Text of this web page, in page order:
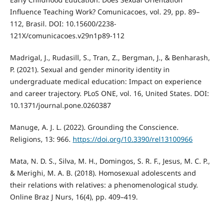
Influence Teaching Work? Comunicacoes, vol. 29, pp. 89–
112, Brasil. DOI: 10.15600/2238-
121X/comunicacoes.v29n1p89-112
Madrigal, J., Rudasill, S., Tran, Z., Bergman, J., & Benharash,
P. (2021). Sexual and gender minority identity in
undergraduate medical education: Impact on experience
and career trajectory. PLoS ONE, vol. 16, United States. DOI:
10.1371/journal.pone.0260387
Manuge, A. J. L. (2022). Grounding the Conscience.
Religions, 13: 966. https://doi.org/10.3390/rel13100966
Mata, N. D. S., Silva, M. H., Domingos, S. R. F., Jesus, M. C. P.,
& Merighi, M. A. B. (2018). Homosexual adolescents and
their relations with relatives: a phenomenological study.
Online Braz J Nurs, 16(4), pp. 409–419.